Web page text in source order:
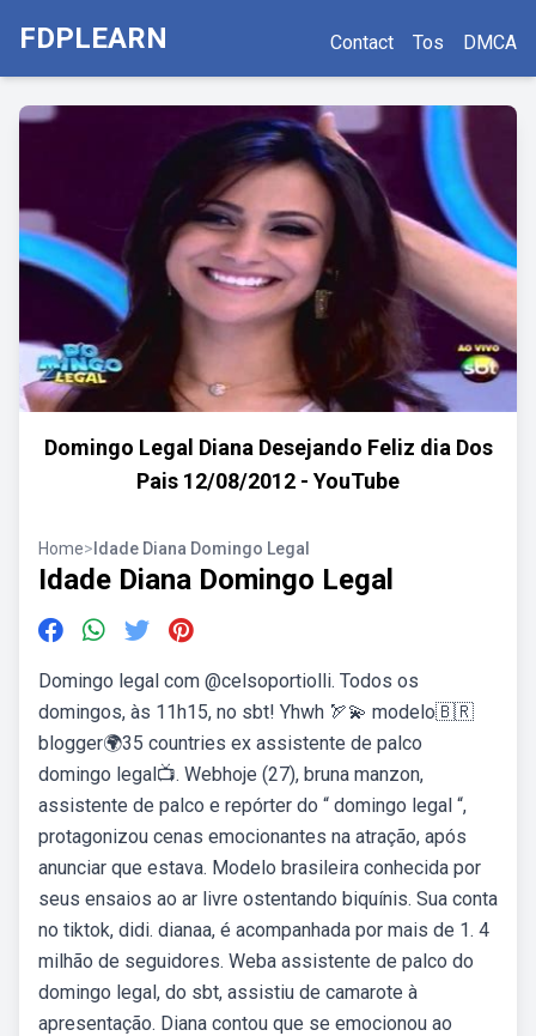
FDPLEARN Contact Tos DMCA
Domingo Legal Diana Desejando Feliz dia Dos
Pais 12/08/2012 - YouTube
Home> Idade Diana Domingo Legal
Idade Diana Domingo Legal
Domingo legal com @celsoportiolli. Todos os
domingos, às 11h15, no sbt! Yhwh 🏹💫 modelo🇧🇷
blogger🌍35 countries ex assistente de palco
domingo legal📺. Webhoje (27), bruna manzon,
assistente de palco e repórter do “ domingo legal “,
protagonizou cenas emocionantes na atração, após
anunciar que estava. Modelo brasileira conhecida por
seus ensaios ao ar livre ostentando biquínis. Sua conta
no tiktok, didi. dianaa, é acompanhada por mais de 1. 4
milhão de seguidores. Weba assistente de palco do
domingo legal, do sbt, assistiu de camarote à
apresentação. Diana contou que se emocionou ao